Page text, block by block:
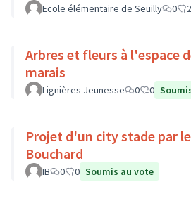
Ecole élémentaire de Seuilly 0
Arbres et fleurs à l'espace
marais
Lignières Jeunesse 0 0
Projet d'un city stade par
Bouchard
IB 0 0 Soumis au vote